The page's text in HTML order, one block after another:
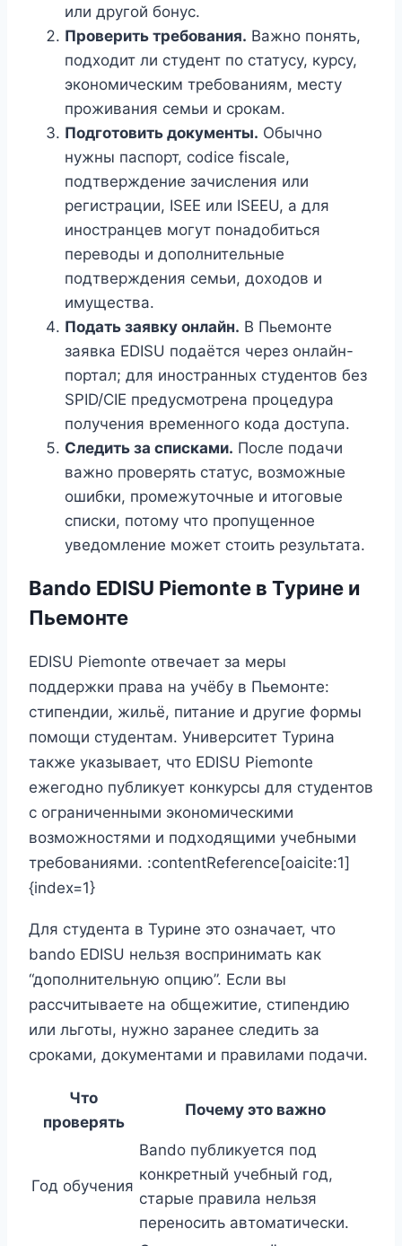
или другой бонус.
Проверить требования. Важно понять,
подходит ли студент по статусу, курсу,
экономическим требованиям, месту
проживания семьи и срокам.
Подготовить документы. Обычно
нужны паспорт, codice fiscale,
подтверждение зачисления или
регистрации, ISEE или ISEEU, а для
иностранцев могут понадобиться
переводы и дополнительные
подтверждения семьи, доходов и
имущества.
Подать заявку онлайн. В Пьемонте
заявка EDISU подаётся через онлайн-
портал; для иностранных студентов без
SPID/CIE предусмотрена процедура
получения временного кода доступа.
Следить за списками. После подачи
важно проверять статус, возможные
ошибки, промежуточные и итоговые
списки, потому что пропущенное
уведомление может стоить результата.
Bando EDISU Piemonte в Турине и
Пьемонте
EDISU Piemonte отвечает за меры
поддержки права на учёбу в Пьемонте:
стипендии, жильё, питание и другие формы
помощи студентам. Университет Турина
также указывает, что EDISU Piemonte
ежегодно публикует конкурсы для студентов
с ограниченными экономическими
возможностями и подходящими учебными
требованиями. :contentReference[oaicite:1]
{index=1}
Для студента в Турине это означает, что
bando EDISU нельзя воспринимать как
“дополнительную опцию”. Если вы
рассчитываете на общежитие, стипендию
или льготы, нужно заранее следить за
сроками, документами и правилами подачи.
Что
проверять
Почему это важно
Год обучения
Bando публикуется под
конкретный учебный год,
старые правила нельзя
переносить автоматически.